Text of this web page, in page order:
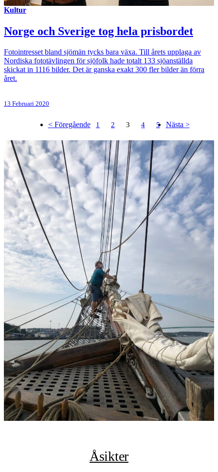
Kultur
Norge och Sverige tog hela prisbordet
Fotointresset bland sjömän tycks bara växa. Till årets upplaga av
Nordiska fototävlingen för sjöfolk hade totalt 133 sjöanställda
skickat in 1116 bilder. Det är ganska exakt 300 fler bilder än förra
året.
13 Februari 2020
< Föregående 1 2 3 4 5 Nästa >
Åsikter